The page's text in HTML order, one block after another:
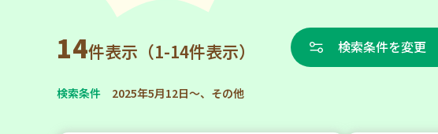
14件表示（1-14件表示） 検索条件を変更
検索条件 2025年5月12日～、その他